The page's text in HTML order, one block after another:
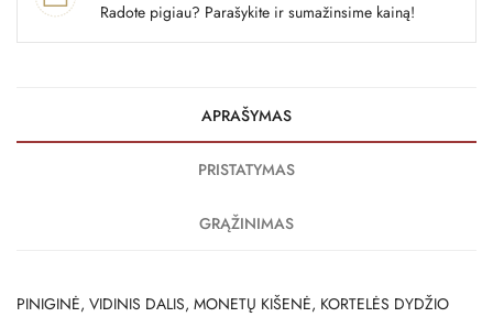
Radote pigiau? Parašykite ir sumažinsime kainą!
APRAŠYMAS
PRISTATYMAS
GRĄŽINIMAS
PINIGINĖ, VIDINIS DALIS, MONETŲ KIŠENĖ, KORTELĖS DYDŽIO